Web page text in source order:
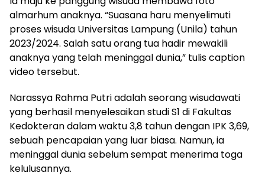
almarhum anaknya. “Suasana haru menyelimuti
proses wisuda Universitas Lampung (Unila) tahun
2023/2024. Salah satu orang tua hadir mewakili
anaknya yang telah meninggal dunia,” tulis caption
video tersebut.
Narassya Rahma Putri adalah seorang wisudawati
yang berhasil menyelesaikan studi S1 di Fakultas
Kedokteran dalam waktu 3,8 tahun dengan IPK 3,69,
sebuah pencapaian yang luar biasa. Namun, ia
meninggal dunia sebelum sempat menerima toga
kelulusannya.